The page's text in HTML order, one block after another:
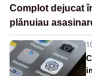
Complot dejucat
plănuiau